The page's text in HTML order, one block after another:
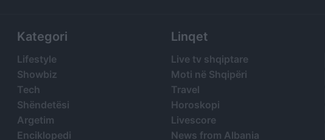
Kategori
Lifestyle
Showbiz
Tech
Shëndetësi
Argetim
Enciklopedi
Linqet
Live tv shqiptare
Moti në Shqipëri
Travel
Horoskopi
Livescore
News from Albania